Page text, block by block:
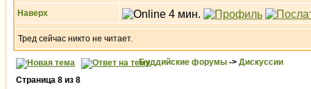
Наверх
Тред сейчас никто не читает.
Буддийские форумы -> Дискуссии
Страница 8 из 8